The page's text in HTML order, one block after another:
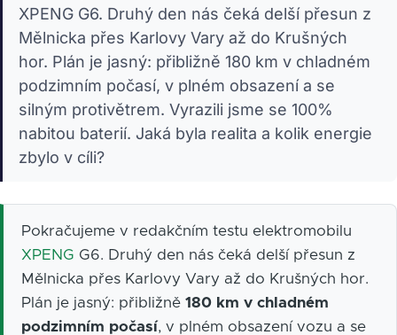
XPENG G6. Druhý den nás čeká delší přesun z
Mělnicka přes Karlovy Vary až do Krušných
hor. Plán je jasný: přibližně 180 km v chladném
podzimním počasí, v plném obsazení a se
silným protivětrem. Vyrazili jsme se 100%
nabitou baterií. Jaká byla realita a kolik energie
zbylo v cíli?
Pokračujeme v redakčním testu elektromobilu
XPENG G6. Druhý den nás čeká delší přesun z
Mělnicka přes Karlovy Vary až do Krušných hor.
Plán je jasný: přibližně 180 km v chladném
podzimním počasí, v plném obsazení vozu a se